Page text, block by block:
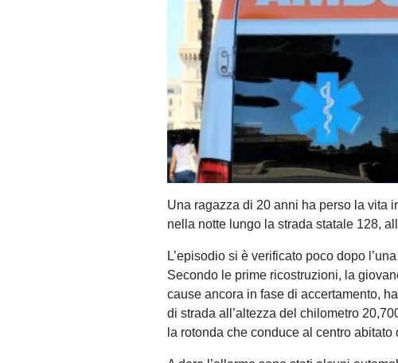
Una ragazza di 20 anni ha perso la vita
nella notte lungo la strada statale 128,
L’episodio si è verificato poco dopo
Secondo le prime ricostruzioni, la
cause ancora in fase di accertamento,
di strada all’altezza del chilometro
la rotonda che conduce al centro abitato